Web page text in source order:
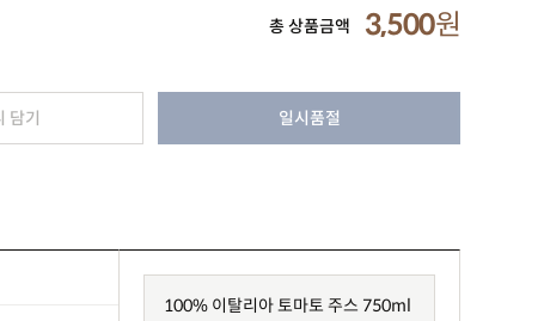
총 상품금액 3,500원
담기 일시품절
100% 이탈리아 토마토 주스 750ml